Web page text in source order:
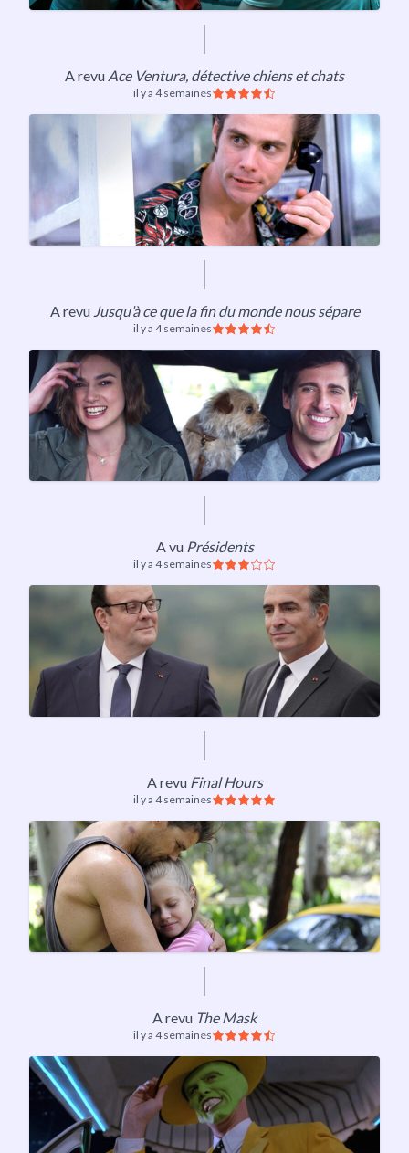
A revu Ace Ventura, détective chiens et chats
il y a 4 semaines
A revu Jusqu’à ce que la fin du monde nous sépare
il y a 4 semaines
A vu Présidents
il y a 4 semaines
A revu Final Hours
il y a 4 semaines
A revu The Mask
il y a 4 semaines